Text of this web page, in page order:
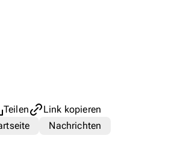
Teilen
Link kopieren
Nachrichten